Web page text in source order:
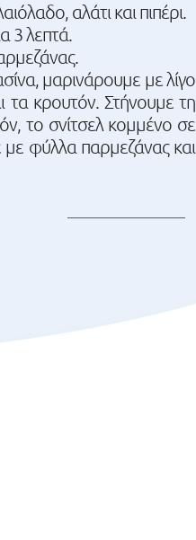
αλάτι και πιπέρι.
3 λεπτά.
μαρινάρουμε με λίγο
τα κρουτόν. Στήνουμε τη
το σνίτσελ κομμένο σε
με φύλλα παρμεζάνας και